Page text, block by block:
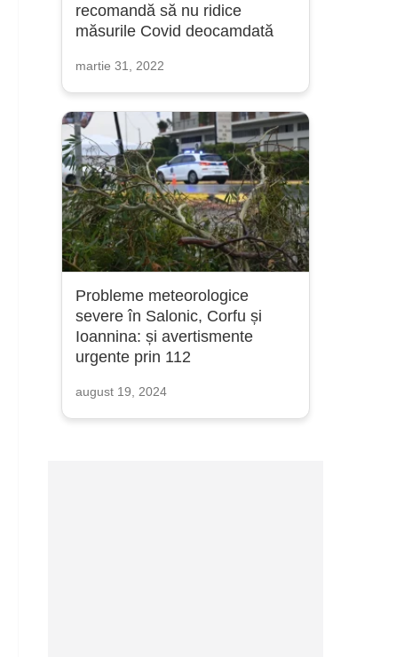
recomandă să nu ridice
măsurile Covid deocamdată
martie 31, 2022
Probleme meteorologice
severe în Salonic, Corfu și
Ioannina: și avertismente
urgente prin 112
august 19, 2024